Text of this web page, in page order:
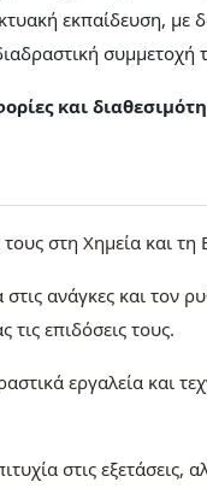
εκπαίδευση, με
και
στη Χημεία και
ανάγκες και τον
επιδόσεις τους.
εργαλεία και
στις εξετάσεις,